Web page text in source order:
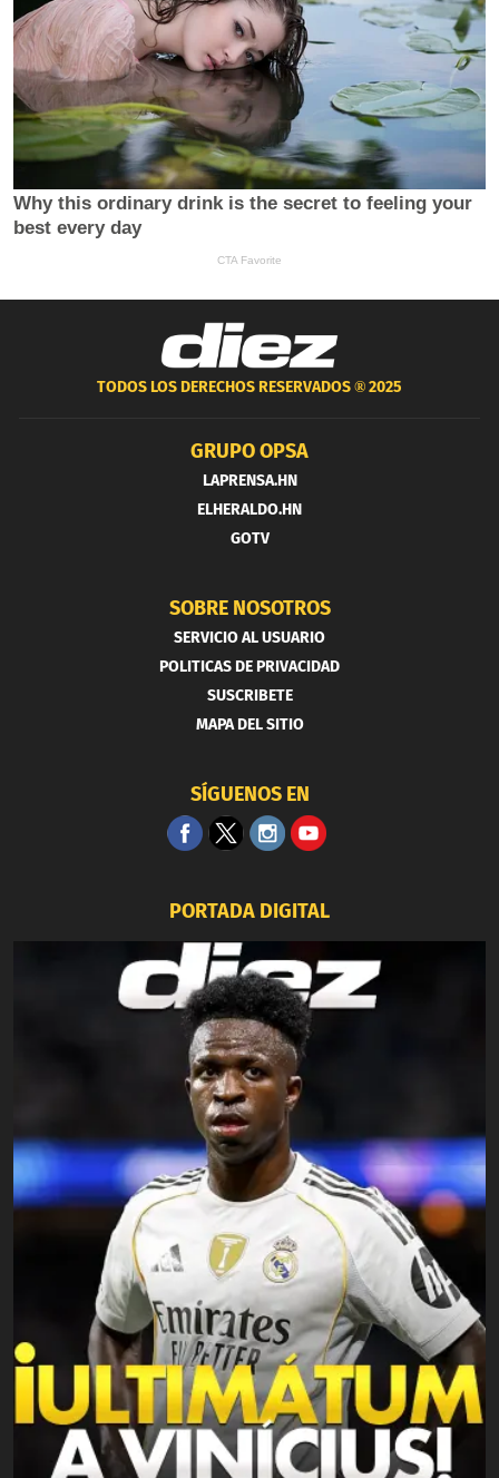
TODOS LOS DERECHOS RESERVADOS ®2025
GRUPO OPSA
LAPRENSA.HN
ELHERALDO.HN
GOTV
SOBRE NOSOTROS
SERVICIO AL USUARIO
POLITICAS DE PRIVACIDAD
SUSCRIBETE
MAPA DEL SITIO
SÍGUENOS EN
PORTADA DIGITAL